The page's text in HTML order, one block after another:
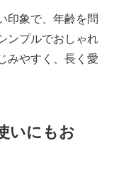
印象で、年齢を問
ンプルでおしゃれ
みやすく、長く愛
いにもお